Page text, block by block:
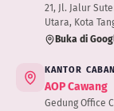
21, Jl. Jalur
Utara, Kota
Buka di
KANTOR
AOP Cawang
Gedung Office